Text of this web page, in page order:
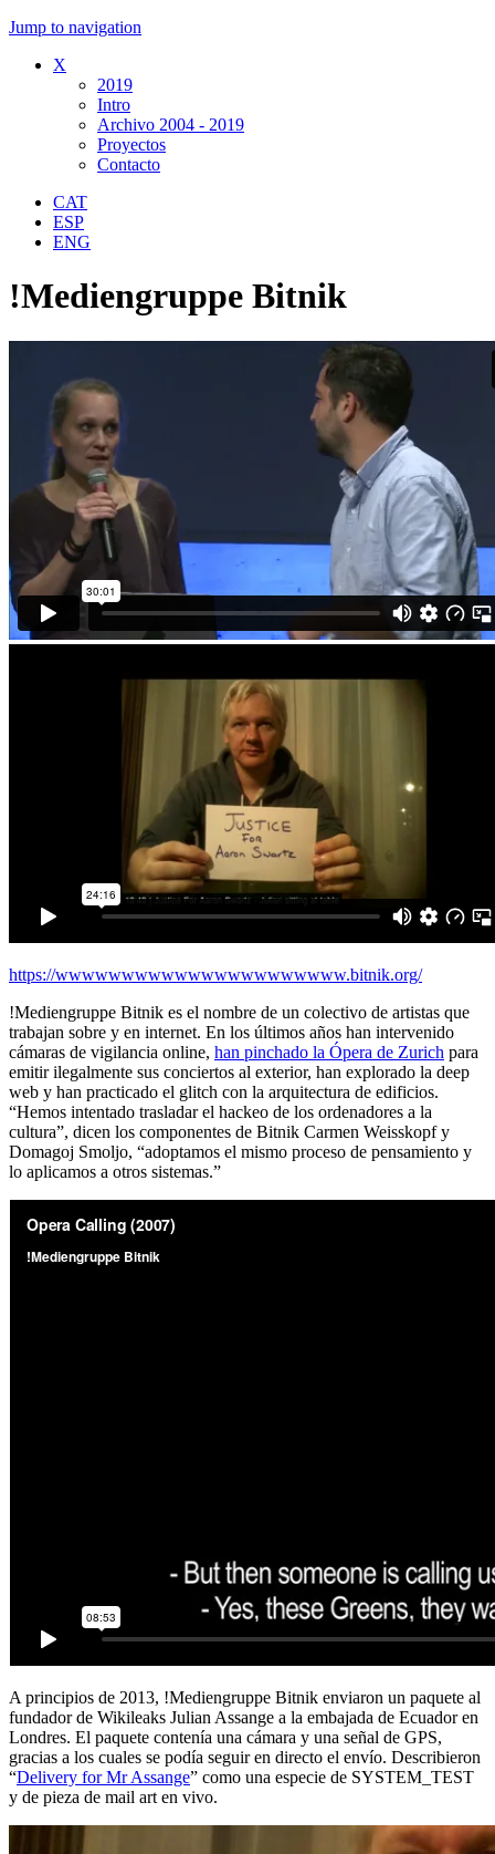
Jump to navigation
X
2019
Intro
Archivo 2004 - 2019
Proyectos
Contacto
CAT
ESP
ENG
!Mediengruppe Bitnik
https://wwwwwwwwwwwwwwwwwwwwww.bitnik.org/
!Mediengruppe Bitnik es el nombre de un colectivo de artistas que
trabajan sobre y en internet. En los últimos años han intervenido
cámaras de vigilancia online, han pinchado la Ópera de Zurich para
emitir ilegalmente sus conciertos al exterior, han explorado la deep
web y han practicado el glitch con la arquitectura de edificios.
“Hemos intentado trasladar el hackeo de los ordenadores a la
cultura”, dicen los componentes de Bitnik Carmen Weisskopf y
Domagoj Smoljo, “adoptamos el mismo proceso de pensamiento y
lo aplicamos a otros sistemas.”
A principios de 2013, !Mediengruppe Bitnik enviaron un paquete al
fundador de Wikileaks Julian Assange a la embajada de Ecuador en
Londres. El paquete contenía una cámara y una señal de GPS,
gracias a los cuales se podía seguir en directo el envío. Describieron
“Delivery for Mr Assange” como una especie de SYSTEM_TEST
y de pieza de mail art en vivo.